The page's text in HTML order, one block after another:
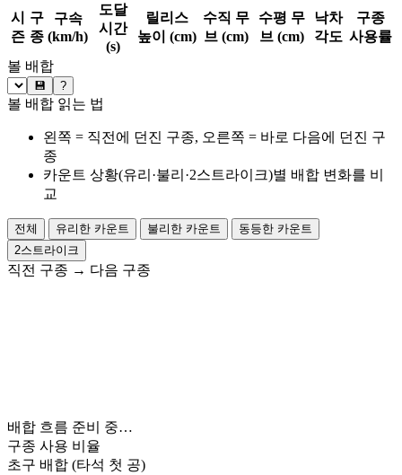
시
즌
구
종
구속
(km/h)
도달
시간
(s)
릴리스
높이 (cm)
수직 무
브 (cm)
수평 무
브 (cm)
낙차
각도
구종
사용률
볼 배합
💾 ?
볼 배합 읽는 법
왼쪽 = 직전에 던진 구종, 오른쪽 = 바로 다음에 던진 구
종
카운트 상황(유리·불리·2스트라이크)별 배합 변화를 비
교
전체 유리한 카운트 불리한 카운트
동등한 카운트
2스트라이크
직전 구종 → 다음 구종
배합 흐름 준비 중…
구종 사용 비율
초구 배합 (타석 첫 공)